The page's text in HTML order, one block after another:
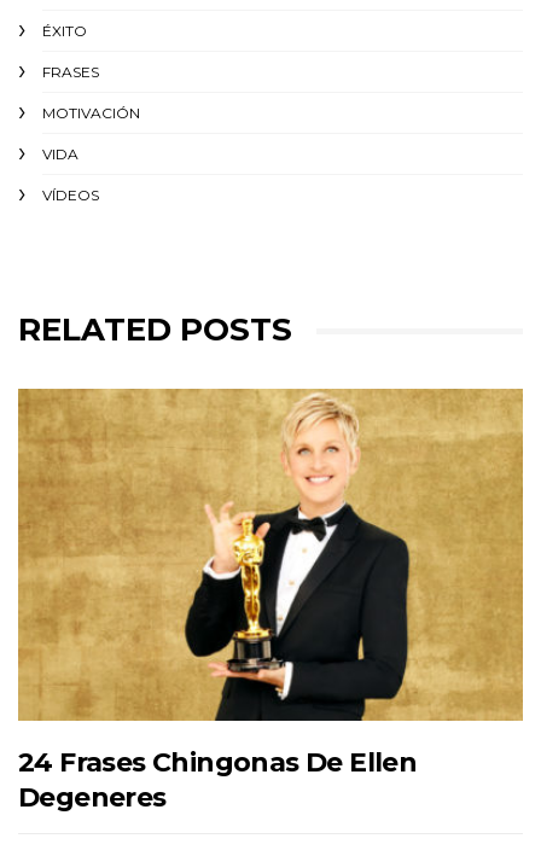
ÉXITO‬
FRASES
MOTIVACIÓN
VIDA
VÍDEOS
RELATED POSTS
24 Frases Chingonas De Ellen
Degeneres